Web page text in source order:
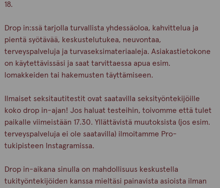
18.
Drop in:ssä tarjolla turvallista yhdessäoloa, kahvittelua ja
pientä syötävää, keskustelutukea, neuvontaa,
terveyspalveluja ja turvaseksimateriaaleja. Asiakastietokone
on käytettävissäsi ja saat tarvittaessa apua esim.
lomakkeiden tai hakemusten täyttämiseen.
Ilmaiset seksitautitestit ovat saatavilla seksityöntekijöille
koko drop in-ajan! Jos haluat testeihin, toivomme että tulet
paikalle viimeistään 17.30. Yllättävistä muutoksista (jos esim.
terveyspalveluja ei ole saatavilla) ilmoitamme Pro-
tukipisteen Instagramissa.
Drop in-aikana sinulla on mahdollisuus keskustella
tukityöntekijöiden kanssa mieltäsi painavista asioista ilman